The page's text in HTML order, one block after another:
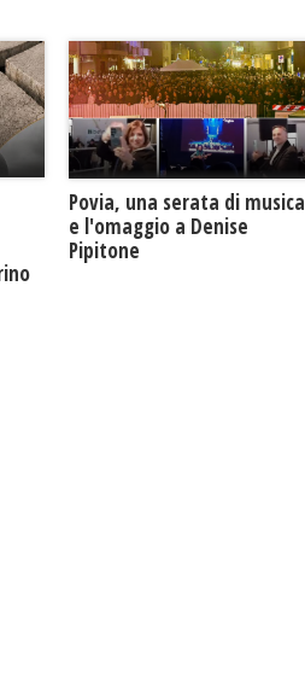
Povia, una serata di musica
e l'omaggio a Denise
Pipitone